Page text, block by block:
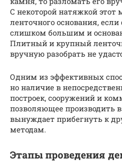
С некоторой натяжкой этот
ленточного основания,
слишком большим и
Плитный и крупный
вручную разобрать не
Одним из эффективных
но наличие в
построек, сооружений и
позволяющее производить
вынуждает прибегнуть к
методам.
Этапы проведения